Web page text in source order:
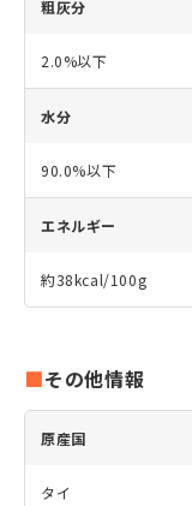
粗灰分
2.0%以下
水分
90.0%以下
エネルギー
約38kcal/100g
その他情報
原産国
タイ